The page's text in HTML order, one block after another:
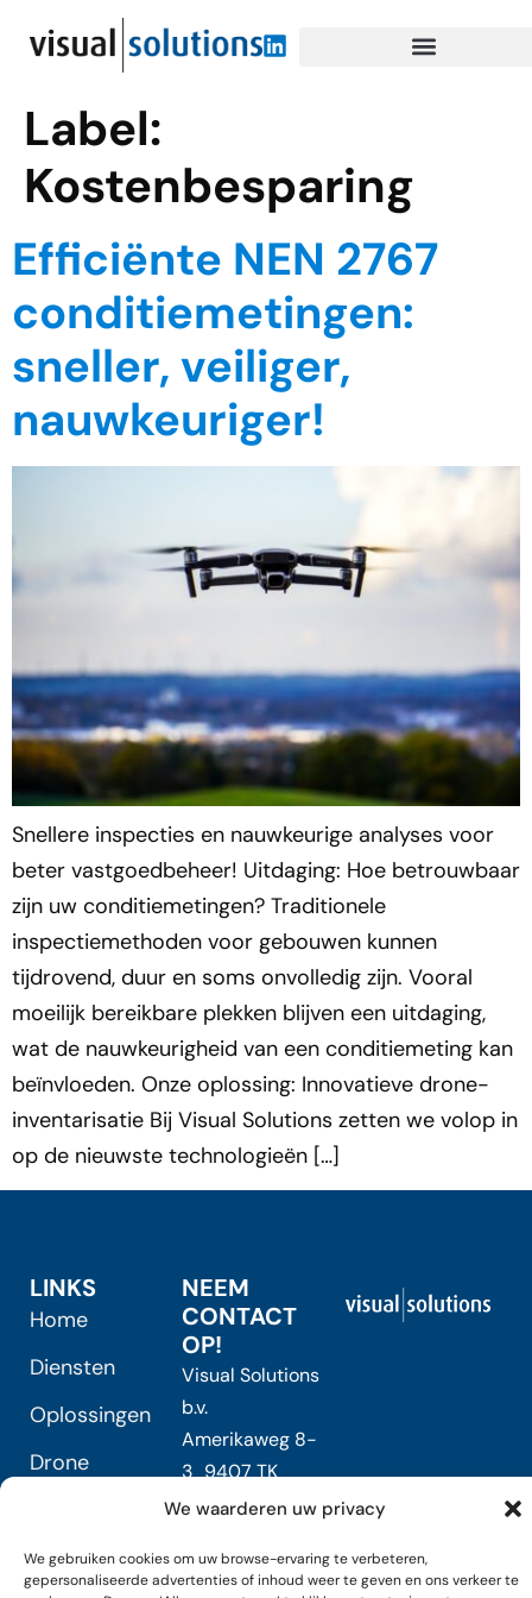
We waarderen uw privacy
We gebruiken cookies om uw browse-ervaring te verbeteren,
gepersonaliseerde advertenties of inhoud weer te geven en ons verkeer te
Label:
Kostenbesparing
Efficiënte NEN 2767
conditiemetingen:
sneller, veiliger,
nauwkeuriger!
Snellere inspecties en nauwkeurige analyses voor
beter vastgoedbeheer! Uitdaging: Hoe betrouwbaar
zijn uw conditiemetingen? Traditionele
inspectiemethoden voor gebouwen kunnen
tijdrovend, duur en soms onvolledig zijn. Vooral
moeilijk bereikbare plekken blijven een uitdaging,
wat de nauwkeurigheid van een conditiemeting kan
beïnvloeden. Onze oplossing: Innovatieve drone-
inventarisatie Bij Visual Solutions zetten we volop in
op de nieuwste technologieën […]
LINKS
Home
Diensten
Oplossingen
Drone
Vacature
NEEM
CONTACT
OP!
Visual Solutions
b.v.
Amerikaweg 8-
3 9407 TK
Assen
info@visual-